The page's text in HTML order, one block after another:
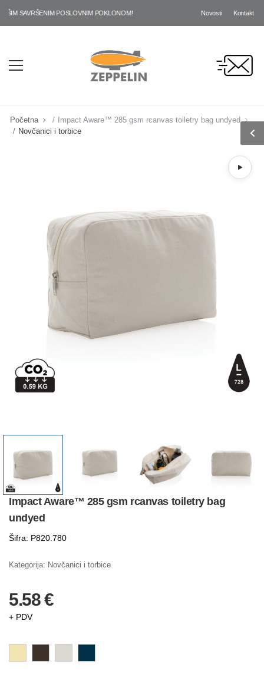
SAVRŠENIM POSLOVNIM POKLONOM! Novosti Kontakt
Početna
Impact Aware™ 285 gsm rcanvas toiletry bag undyed
Novčanici i torbice
Impact Aware™ 285 gsm rcanvas toiletry bag
undyed
Šifra: P820.780
Kategorija: Novčanici i torbice
5.58 €
+ PDV